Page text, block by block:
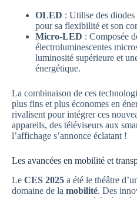
OLED : Utilise des
pour sa flexibilité et son
Micro-LED : Composée
électroluminescentes
luminosité supérieure et
énergétique.
La combinaison de ces
plus fins et plus économes en
rivalisent pour intégrer ces
appareils, des téléviseurs aux
l’affichage s’annonce éclatant !
Les avancées en mobilité et
Le CES 2025 a été le théâtre
domaine de la mobilité. Des